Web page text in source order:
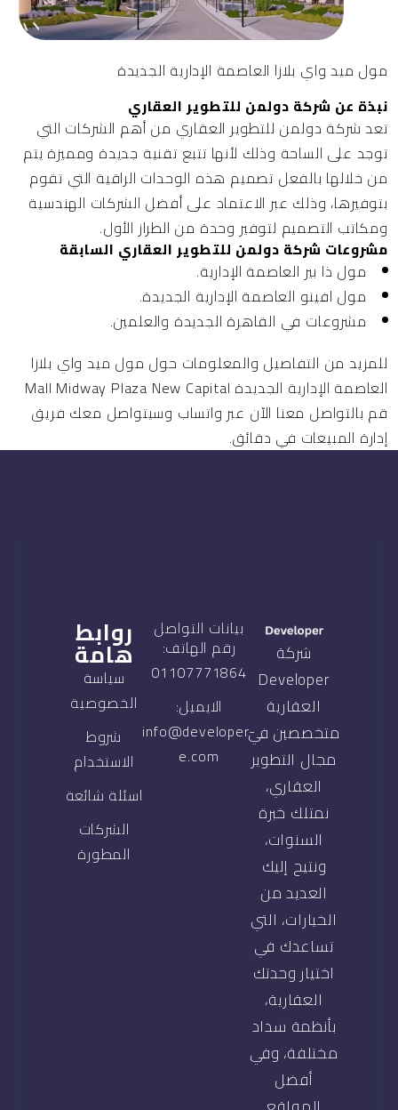
مول ميد واي بلازا العاصمة الإدارية الجديدة
نبذة عن شركة دولمن للتطوير العقاري
تعدشركة دولمن للتطوير العقاري من أهم الشركات التي
توجد على الساحة وذلك لأنها تتبع تقنية جديدة ومميزة يتم
من خلالها بالفعل تصميم هذه الوحدات الراقية التي تقوم
بتوفيرها، وذلك عبر الاعتماد على أفضل الشركات الهندسية
ومكاتب التصميم لتوفير وحدة من الطراز الأول.
مشروعات شركة دولمن للتطوير العقاري السابقة
مول ذا بير العاصمة الإدارية.
مول افينو العاصمة الإدارية الجديدة.
مشروعات في القاهرة الجديدة والعلمين.
للمزيد من التفاصيل والمعلومات حول مول ميد واي بلازا
العاصمة الإدارية الجديدة Mall Midway Plaza New Capital
قم بالتواصل معنا الآن عبر واتساب وسيتواصل معك فريق
إدارة المبيعات في دقائق.
شركة
Developer
العقارية
متخصصين في
مجال التطوير
العقاري،
نمتلك خبرة
السنوات،
ونتيح إليك
العديد من
الخيارات، التي
تساعدك في
اختيار وحدتك
العقارية،
بأنظمة سداد
مختلفة، وفي
أفضل
بيانات التواصل
رقم الهاتف:
01107771864
الايميل:
info@developer-
e.com
روابط
هامة
سياسة
الخصوصية
شروط
الاستخدام
اسئلة شائعة
الشركات
المطورة